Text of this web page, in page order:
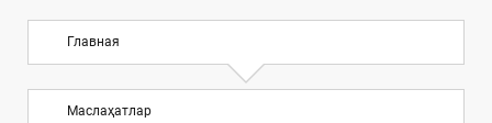
Главная
Маслаҳатлар